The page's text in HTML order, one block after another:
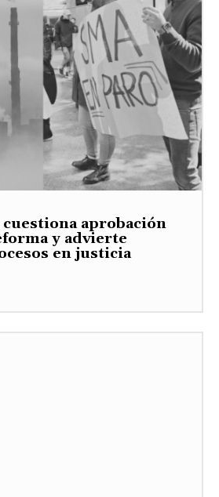
cuestiona aprobación
y advierte
en justicia